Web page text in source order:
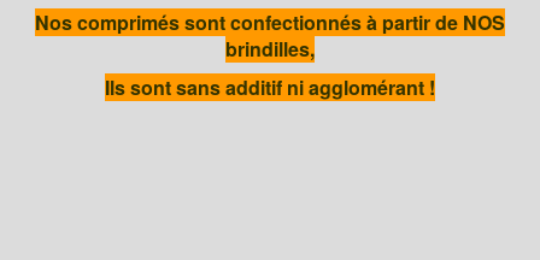
Nos comprimés sont confectionnés à partir de NOS
brindilles,
Ils sont sans additif ni agglomérant !